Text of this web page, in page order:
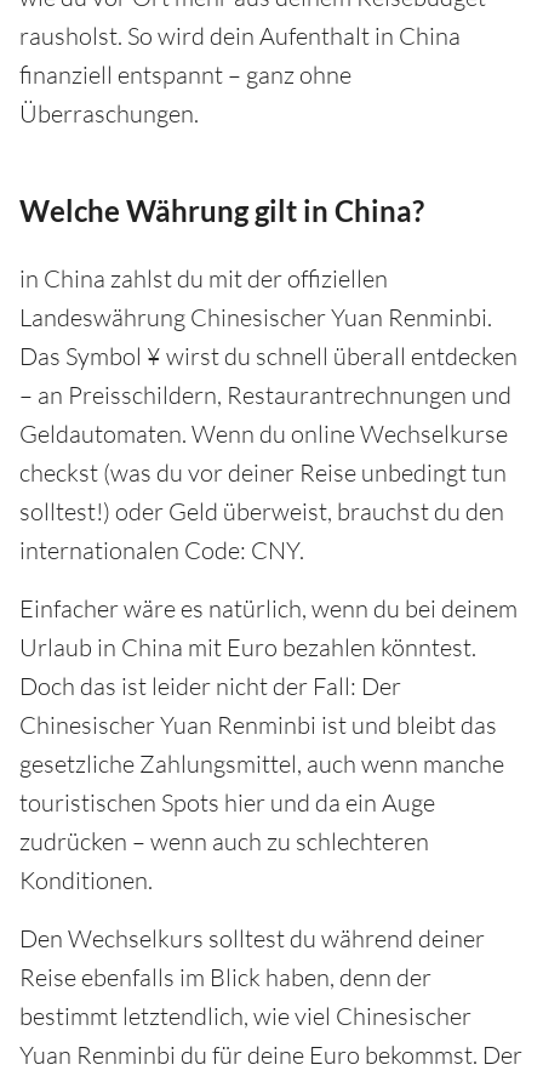
rausholst. So wird dein Aufenthalt in China
finanziell entspannt – ganz ohne
Überraschungen.
Welche Währung gilt in China?
in China zahlst du mit der offiziellen
Landeswährung Chinesischer Yuan Renminbi.
Das Symbol ¥ wirst du schnell überall entdecken
– an Preisschildern, Restaurantrechnungen und
Geldautomaten. Wenn du online Wechselkurse
checkst (was du vor deiner Reise unbedingt tun
solltest!) oder Geld überweist, brauchst du den
internationalen Code: CNY.
Einfacher wäre es natürlich, wenn du bei deinem
Urlaub in China mit Euro bezahlen könntest.
Doch das ist leider nicht der Fall: Der
Chinesischer Yuan Renminbi ist und bleibt das
gesetzliche Zahlungsmittel, auch wenn manche
touristischen Spots hier und da ein Auge
zudrücken – wenn auch zu schlechteren
Konditionen.
Den Wechselkurs solltest du während deiner
Reise ebenfalls im Blick haben, denn der
bestimmt letztendlich, wie viel Chinesischer
Yuan Renminbi du für deine Euro bekommst. Der